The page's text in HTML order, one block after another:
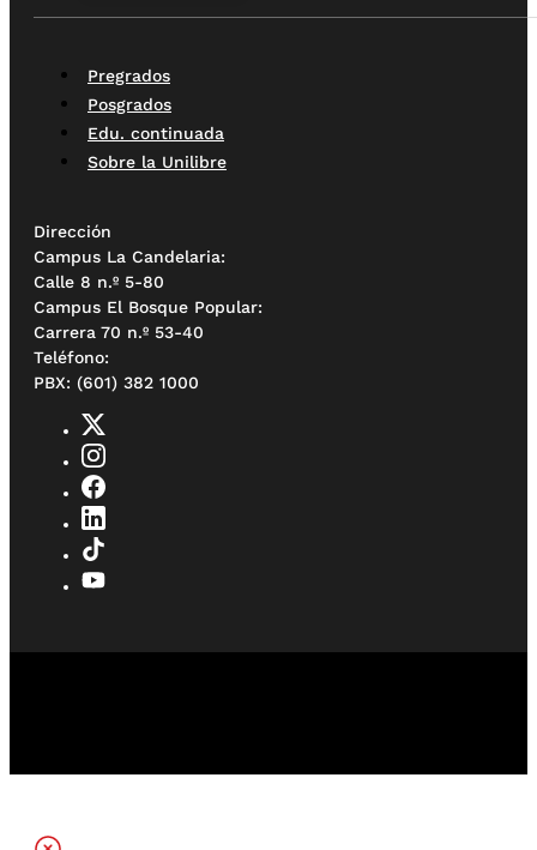
Pregrados
Posgrados
Edu. continuada
Sobre la Unilibre
Dirección
Campus La Candelaria:
Calle 8 n.º 5-80
Campus El Bosque Popular:
Carrera 70 n.º 53-40
Teléfono:
PBX: (601) 382 1000